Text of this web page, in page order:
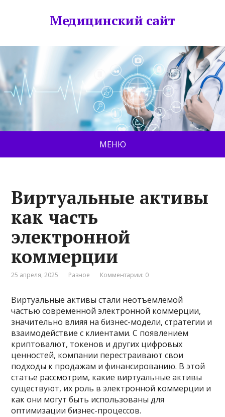
Медицинский сайт
МЕНЮ
Виртуальные активы
как часть
электронной
коммерции
25 апреля, 2025 Разное Комментарии: 0
Виртуальные активы стали неотъемлемой
частью современной электронной коммерции,
значительно влияя на бизнес-модели, стратегии и
взаимодействие с клиентами. С появлением
криптовалют, токенов и других цифровых
ценностей, компании перестраивают свои
подходы к продажам и финансированию. В этой
статье рассмотрим, какие виртуальные активы
существуют, их роль в электронной коммерции и
как они могут быть использованы для
оптимизации бизнес-процессов.